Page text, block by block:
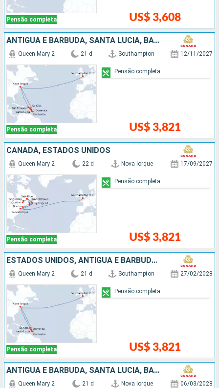
Pensão completa US$ 3,608
ANTIGUA E BARBUDA, SANTA LUCIA, BARBADOS, REPUBLICA DOMINICANA, ESTADOS UNIDOS
Pensão completa
Queen Mary 2 21 d Southampton 12/11/2027
US$ 3,821
Pensão completa
CANADÁ, ESTADOS UNIDOS
Pensão completa
Queen Mary 2 22 d Nova Iorque 17/09/2027
US$ 3,821
Pensão completa
ESTADOS UNIDOS, ANTIGUA E BARBUDA, SANTA LUCIA, BARBADOS, REPUBLICA DOMINICANA
Pensão completa
Queen Mary 2 21 d Southampton 27/02/2028
US$ 3,821
Pensão completa
ANTIGUA E BARBUDA, SANTA LUCIA, BARBADOS, REPUBLICA DOMINICANA, ESTADOS UNIDOS
Queen Mary 2 21 d Nova Iorque 06/03/2028